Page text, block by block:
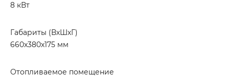
8 кВт
Габариты (ВхШхГ)
660x380x175 мм
Отопливаемое помещение